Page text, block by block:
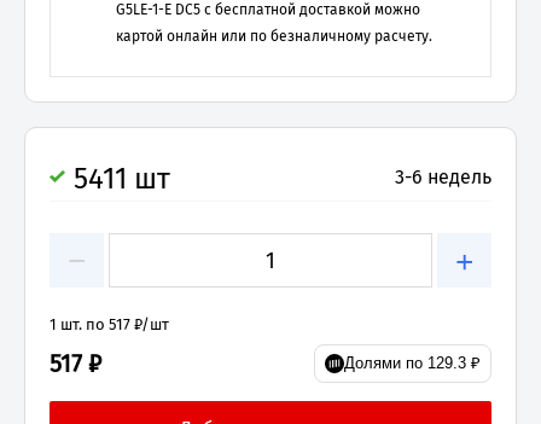
G5LE-1-E DC5 с бесплатной доставкой можно
картой онлайн или по безналичному расчету.
5411 шт 3-6 недель
− +
1 шт. по 517 ₽/шт
517 ₽ Долями по 129.3 ₽